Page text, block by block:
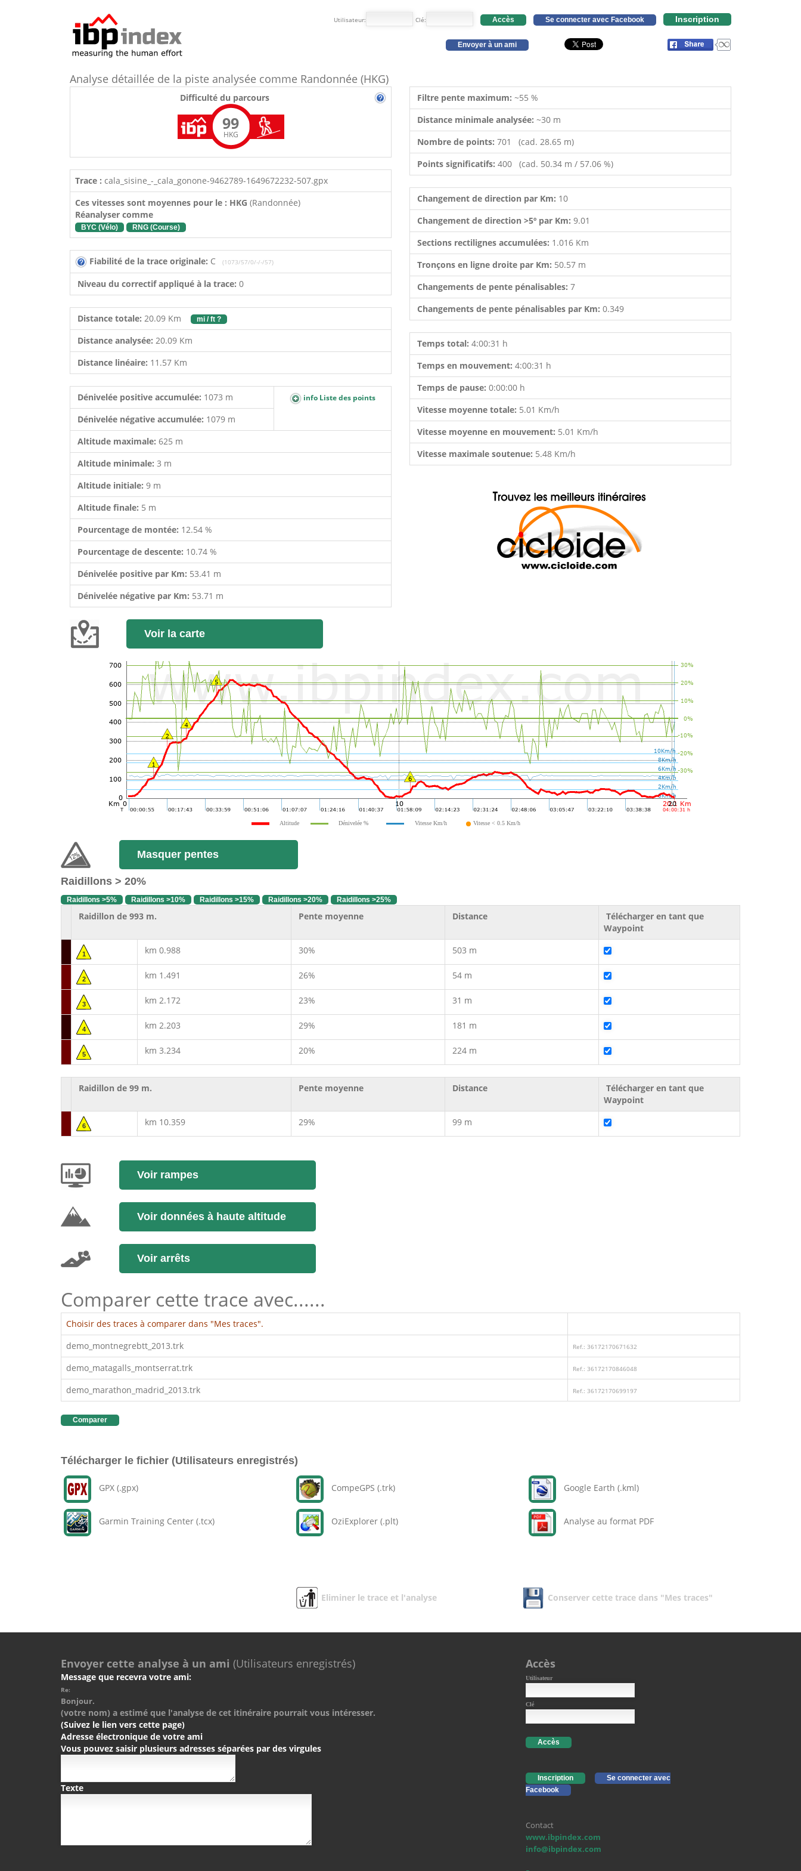
Utilisateur: Clé: Accès Se connecter avec Facebook Inscription
Envoyer à un ami
Analyse détaillée de la piste analysée comme Randonnée (HKG)
Difficulté du parcours
99
HKG
Trace : cala_sisine_-_cala_gonone-9462789-1649672232-507.gpx
Ces vitesses sont moyennes pour le : HKG (Randonnée)
Réanalyser comme
BYC (Vélo) RNG (Course)
Fiabilité de la trace originale: C (1073/57/0/-/-/57)
Niveau du correctif appliqué à la trace: 0
Distance totale: 20.09 Km mi / ft ?
Distance analysée: 20.09 Km
Distance linéaire: 11.57 Km
Dénivelée positive accumulée: 1073 m info Liste des points
Dénivelée négative accumulée: 1079 m
Altitude maximale: 625 m
Altitude minimale: 3 m
Altitude initiale: 9 m
Altitude finale: 5 m
Pourcentage de montée: 12.54 %
Pourcentage de descente: 10.74 %
Dénivelée positive par Km: 53.41 m
Dénivelée négative par Km: 53.71 m
Filtre pente maximum: ~55 %
Distance minimale analysée: ~30 m
Nombre de points: 701 (cad. 28.65 m)
Points significatifs: 400 (cad. 50.34 m / 57.06 %)
Changement de direction par Km: 10
Changement de direction >5º par Km: 9.01
Sections rectilignes accumulées: 1.016 Km
Tronçons en ligne droite par Km: 50.57 m
Changements de pente pénalisables: 7
Changements de pente pénalisables par Km: 0.349
Temps total: 4:00:31 h
Temps en mouvement: 4:00:31 h
Temps de pause: 0:00:00 h
Vitesse moyenne totale: 5.01 Km/h
Vitesse moyenne en mouvement: 5.01 Km/h
Vitesse maximale soutenue: 5.48 Km/h
Voir la carte
Altitude Dénivelée % Vitesse Km/h Vitesse < 0.5 Km/h
Masquer pentes
Raidillons > 20%
Raidillons >5% Raidillons >10% Raidillons >15% Raidillons >20% Raidillons >25%
Raidillon de 993 m. Pente moyenne Distance
Télécharger en tant que
Waypoint
1 km 0.988 30% 503 m
2 km 1.491 26% 54 m
3 km 2.172 23% 31 m
4 km 2.203 29% 181 m
5 km 3.234 20% 224 m
Raidillon de 99 m. Pente moyenne Distance
Télécharger en tant que
Waypoint
6 km 10.359 29% 99 m
Voir rampes
Voir données à haute altitude
Voir arrêts
Comparer cette trace avec......
Choisir des traces à comparer dans "Mes traces".
demo_montnegrebtt_2013.trk
Ref.: 36172170671632
demo_matagalls_montserrat.trk Ref.: 36172170846048
demo_marathon_madrid_2013.trk Ref.: 36172170699197
Comparer
Télécharger le fichier (Utilisateurs enregistrés)
GPX (.gpx)
Garmin Training Center (.tcx)
CompeGPS (.trk)
OziExplorer (.plt)
Google Earth (.kml)
Analyse au format PDF
Eliminer le trace et l'analyse Conserver cette trace dans "Mes traces"
Envoyer cette analyse à un ami (Utilisateurs enregistrés)
Message que recevra votre ami:
Re:
Bonjour.
(votre nom) a estimé que l'analyse de cet itinéraire pourrait vous intéresser.
(Suivez le lien vers cette page)
Adresse électronique de votre ami
Vous pouvez saisir plusieurs adresses séparées par des virgules
Texte
Accès
Utilisateur
Clé
Accès
Inscription
Se connecter avec
Facebook
Contact
www.ibpindex.com
info@ibpindex.com